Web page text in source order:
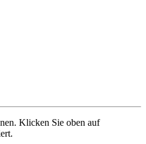
Klicken Sie oben auf